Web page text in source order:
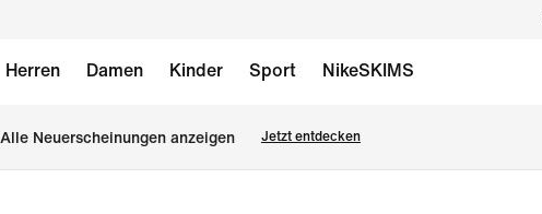
Herren Damen Kinder Sport NikeSKIMS
Alle Neuerscheinungen anzeigen Jetzt entdecken